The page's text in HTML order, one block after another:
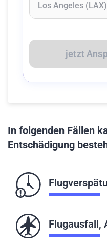
jetzt
In folgenden Fällen
Entschädigung
Flugausfall,